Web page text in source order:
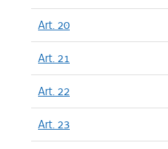
Art. 20
Art. 21
Art. 22
Art. 23